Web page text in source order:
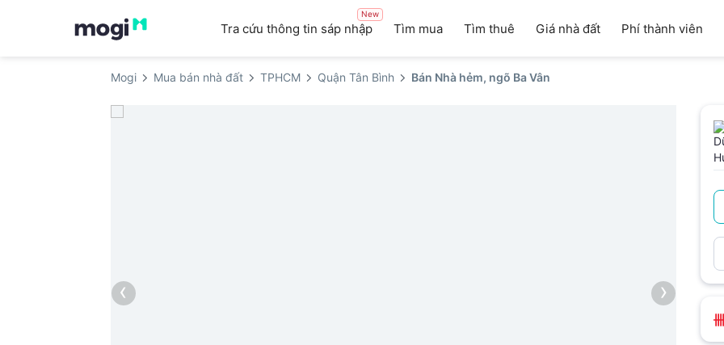
Tra cứu thông tin sáp nhập
New
Tìm mua Tìm thuê Giá nhà đất Phí thành viên
Mogi Mua bán nhà đất TPHCM Quận Tân Bình Bán Nhà hẻm, ngõ Ba Vân
‹ ›